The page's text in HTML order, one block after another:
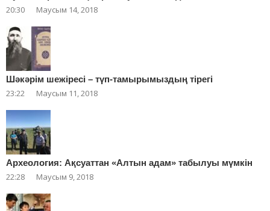
20:30 Маусым 14, 2018
Шәкәрім шежіресі – түп-тамырымыздың тірегі
23:22 Маусым 11, 2018
Археология: Ақсуаттан «Алтын адам» табылуы мүмкін
22:28 Маусым 9, 2018